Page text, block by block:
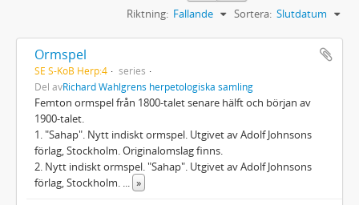
Sortera: Slutdatum
Riktning: Fallande
Ormspel
SE S-KoB Herp:4
series
Del avRichard Wahlgrens herpetologiska samling
Femton ormspel från 1800-talet senare hälft och början av
1900-talet.
1. "Sahap". Nytt indiskt ormspel. Utgivet av Adolf Johnsons
förlag, Stockholm. Originalomslag finns.
2. Nytt indiskt ormspel. "Sahap". Utgivet av Adolf Johnsons
förlag, Stockholm.
»